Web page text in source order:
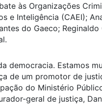
às Organizações
e Inteligência (CAEI);
do Gaeco; Reginaldo
democracia. Estamos
de um promotor de
do Ministério
geral de justiça,